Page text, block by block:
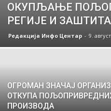
ОКУПЉАЊЕ
РЕГИЈЕ И
Редакција Инфо Центар - 9.
ОГРОМАН ЗНАЧАЈ
ОТКУПА
ПРОИЗВОДА